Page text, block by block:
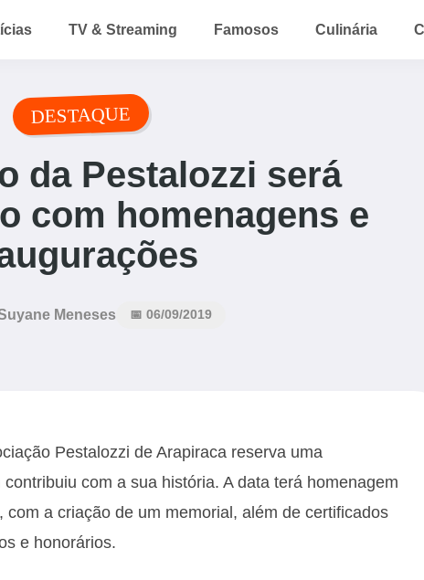
TV & Streaming Famosos Culinária
DESTAQUE
da Pestalozzi será
com homenagens e
Meneses 📅 06/09/2019
Pestalozzi de Arapiraca reserva uma
com a sua história. A data terá homenagem
a criação de um memorial, além de certificados
e honorários.